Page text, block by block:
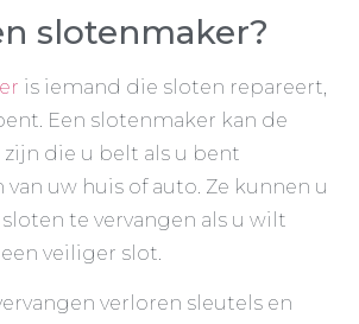
slotenmaker?
is iemand die sloten repareert,
Een slotenmaker kan de
die u belt als u bent
uw huis of auto. Ze kunnen u
te vervangen als u wilt
veiliger slot.
verloren sleutels en